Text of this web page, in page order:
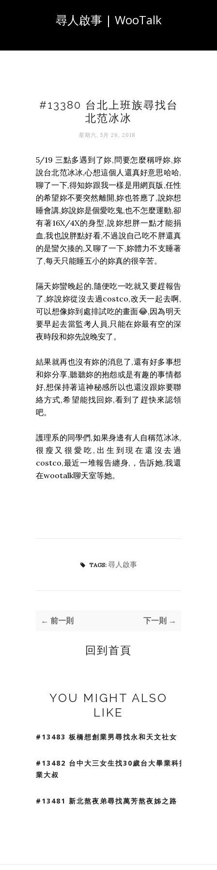
尋人啟事 | WooTalk
#13380 台北上班族尋找台
北范冰冰
星期六, 5月 26, 2018
5/19 三點多遇到了妳,問要怎麼稱呼妳,妳
說台北范冰冰,心想這個人還真好意思哈哈,
聊了一下,得知妳跟我一樣是用網頁版,任性
的希望妳不要突然離開,妳也答應了,說妳想
睡會講,妳說妳是個愛吃鬼,也不怎麼運動,卻
有著16X/4X的身型,說妳想胖一點才能捐
血,我也說胖點好看,不過說自己吃不胖還真
的是蠻欠揍的,又聊了一下,妳體力不支睡著
了,每天只能睡五小的妳真的很辛苦。
隔天妳蠻晚起的,隨便吃一吃就又要趕報告
了,妳說妳從沒去過costco,改天一起去啊,
可以想像妳到處排試吃的畫面😂,因為明天
要早起去當監考人員,只能在妳最有空的深
夜時段和妳先說晚安了。
結果就再也沒有妳的消息了,還有好多事想
和妳分享,聽聽妳的抱怨或是有趣的事情都
好,想保持著這神秘感所以也還沒跟妳要聯
絡方式,希望能找回妳,看到了趕快來認領
吧。
護理系的同學們,如果身邊有人自稱范冰冰,
很瘦又很愛吃,出生到現在還沒去過
costco,最近一堆報告纏身,，告訴她,我還
在wootalk聊天室等她。
TAGS: 尋人啟事
← 前一則 下一則 →
回到首頁
YOU MIGHT ALSO
LIKE
#13483 板橋想創業男尋找永和天文社女
#13482 台中大三女生找30歲台大畢業科技
業大叔
#13481 新北熬夜弟尋找萬芳熬夜姊之路